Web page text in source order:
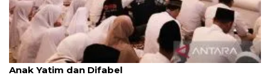
Menag jadikan setiap 10 Muharam sebagai Lebaran
Anak Yatim dan Difabel